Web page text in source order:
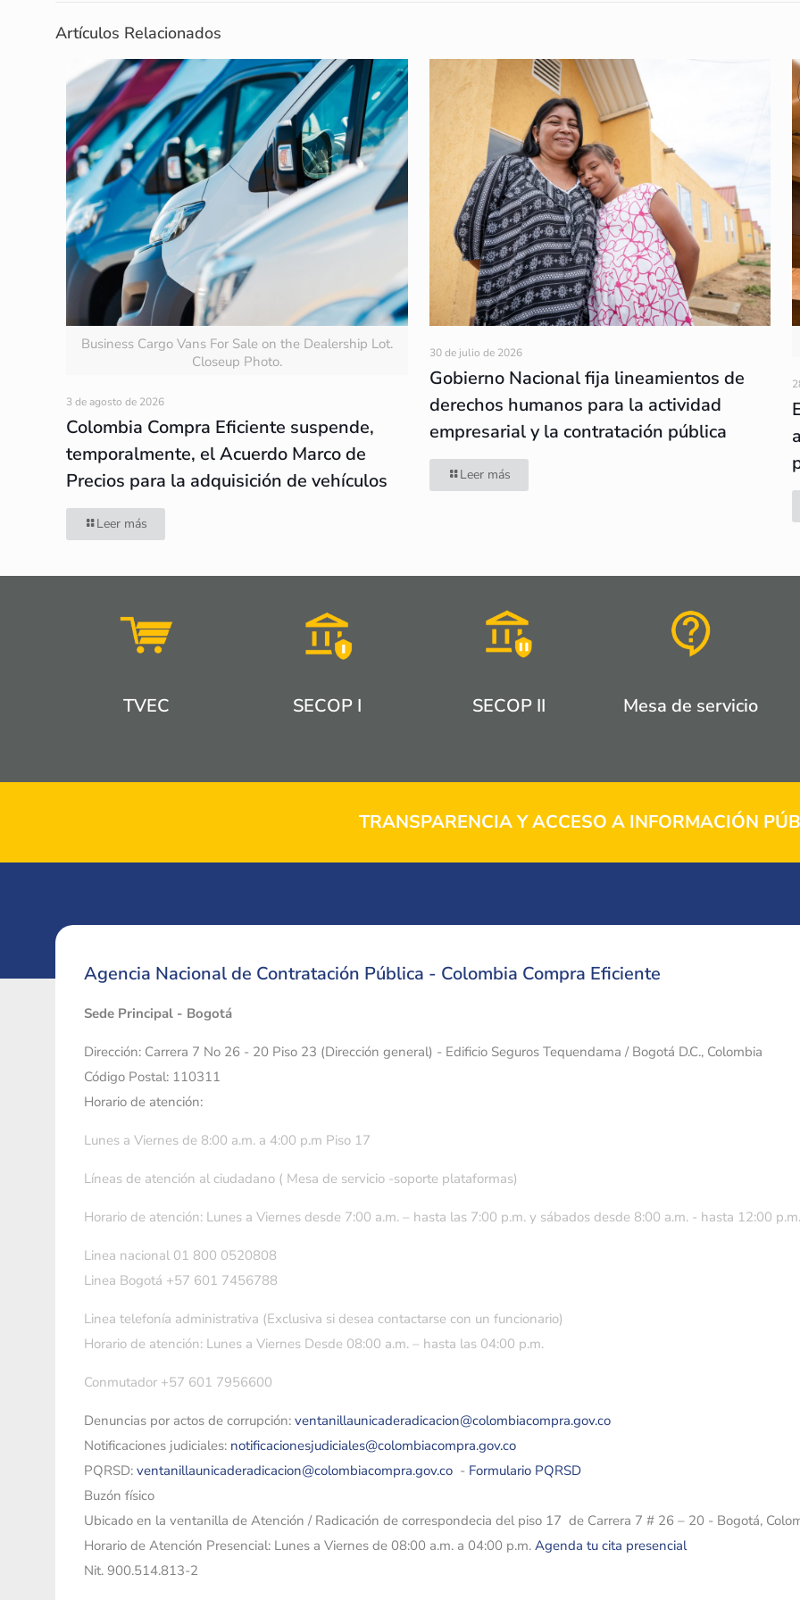
Artículos Relacionados
Business Cargo Vans For Sale on the Dealership Lot.
Closeup Photo.
3 de agosto de 2026
Colombia Compra Eficiente suspende,
temporalmente, el Acuerdo Marco de
Precios para la adquisición de vehículos
Leer más
30 de julio de 2026
Gobierno Nacional fija lineamientos de
derechos humanos para la actividad
empresarial y la contratación pública
Leer más
TVEC SECOP I SECOP II Mesa de servicio
TRANSPARENCIA Y ACCESO A INFORMACIÓN
Agencia Nacional de Contratación Pública - Colombia Compra Eficiente
Sede Principal - Bogotá
Dirección: Carrera 7 No 26 - 20 Piso 23 (Dirección general) - Edificio Seguros Tequendama / Bogotá D.C., Colombia
Código Postal: 110311
Horario de atención:
Lunes a Viernes de 8:00 a.m. a 4:00 p.m Piso 17
Líneas de atención al ciudadano ( Mesa de servicio -soporte plataformas)
Horario de atención: Lunes a Viernes desde 7:00 a.m. – hasta las 7:00 p.m. y sábados desde 8:00 a.m. - hasta 12:00 p.m.
Linea nacional 01 800 0520808
Linea Bogotá +57 601 7456788
Linea telefonía administrativa (Exclusiva si desea contactarse con un funcionario)
Horario de atención: Lunes a Viernes Desde 08:00 a.m. – hasta las 04:00 p.m.
Conmutador +57 601 7956600
Denuncias por actos de corrupción: ventanillaunicaderadicacion@colombiacompra.gov.co
Notificaciones judiciales: notificacionesjudiciales@colombiacompra.gov.co
PQRSD: ventanillaunicaderadicacion@colombiacompra.gov.co - Formulario PQRSD
Buzón físico
Ubicado en la ventanilla de Atención / Radicación de correspondecia del piso 17 de Carrera 7 # 26 – 20 - Bogotá,
Horario de Atención Presencial: Lunes a Viernes de 08:00 a.m. a 04:00 p.m. Agenda tu cita presencial
Nit. 900.514.813-2